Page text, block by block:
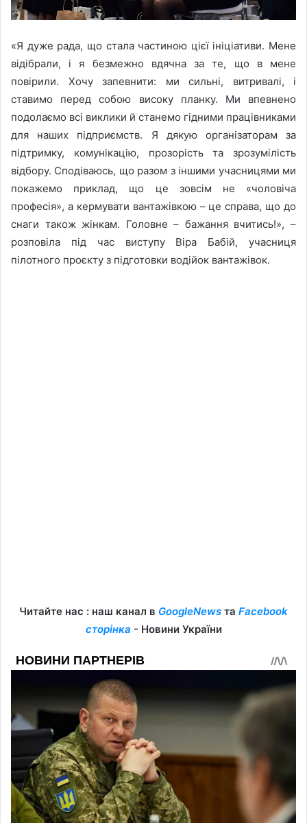
«Я дуже рада, що стала частиною цієї ініціативи. Мене
відібрали, і я безмежно вдячна за те, що в мене
повірили. Хочу запевнити: ми сильні, витривалі, і
ставимо перед собою високу планку. Ми впевнено
подолаємо всі виклики й станемо гідними працівниками
для наших підприємств. Я дякую організаторам за
підтримку, комунікацію, прозорість та зрозумілість
відбору. Сподіваюсь, що разом з іншими учасницями ми
покажемо приклад, що це зовсім не «чоловіча
професія», а кермувати вантажівкою – це справа, що до
снаги також жінкам. Головне – бажання вчитись!», –
розповіла під час виступу Віра Бабій, учасниця
пілотного проєкту з підготовки водійок вантажівок.
Читайте нас : наш канал в GoogleNews та Facebook
сторінка - Новини України